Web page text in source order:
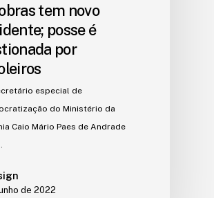
tem novo
posse é
por
especial de
do Ministério da
Caio Mário Paes de Andrade
de 2022